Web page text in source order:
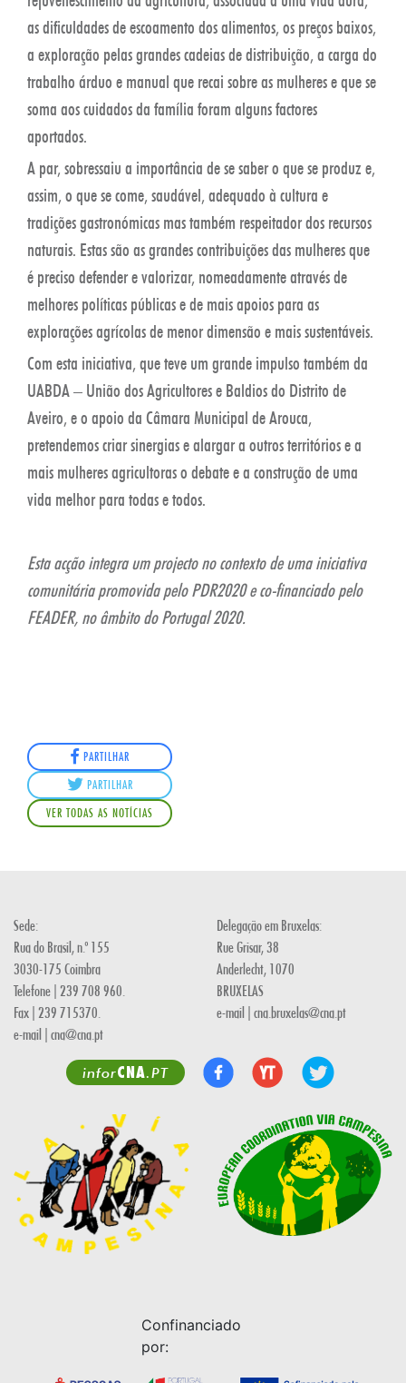
as dificuldades de escoamento dos alimentos, os preços baixos,
a exploração pelas grandes cadeias de distribuição, a carga do
trabalho árduo e manual que recai sobre as mulheres e que se
soma aos cuidados da família foram alguns factores
aportados.
A par, sobressaiu a importância de se saber o que se produz e,
assim, o que se come, saudável, adequado à cultura e
tradições gastronómicas mas também respeitador dos recursos
naturais. Estas são as grandes contribuições das mulheres que
é preciso defender e valorizar, nomeadamente através de
melhores políticas públicas e de mais apoios para as
explorações agrícolas de menor dimensão e mais sustentáveis.
Com esta iniciativa, que teve um grande impulso também da
UABDA – União dos Agricultores e Baldios do Distrito de
Aveiro, e o apoio da Câmara Municipal de Arouca,
pretendemos criar sinergias e alargar a outros territórios e a
mais mulheres agricultoras o debate e a construção de uma
vida melhor para todas e todos.
Esta acção integra um projecto no contexto de uma iniciativa
comunitária promovida pelo PDR2020 e co-financiado pelo
FEADER, no âmbito do Portugal 2020.
PARTILHAR
PARTILHAR
VER TODAS AS NOTÍCIAS
Sede:
Rua do Brasil, n.º 155
3030-175 Coimbra
Telefone | 239 708 960.
Fax | 239 715370.
e-mail | cna@cna.pt
Delegação em Bruxelas:
Rue Grisar, 38
Anderlecht, 1070
BRUXELAS
e-mail | cna.bruxelas@cna.pt
inforCNA.PT
Confinanciado
por: